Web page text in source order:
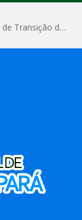
Relatório Final da Comisssão Administrativa de Transição de Mandato do Poder Legislativo do Município de Concórdia do Pará